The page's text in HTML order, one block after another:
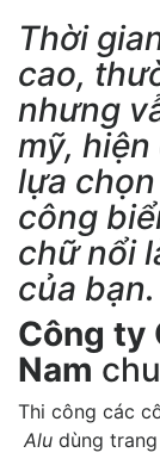
Thời
cao,
nhưng
mỹ,
lựa
công
chữ nổi
của bạn.
Công ty
Nam
Thi công các
Alu dùng